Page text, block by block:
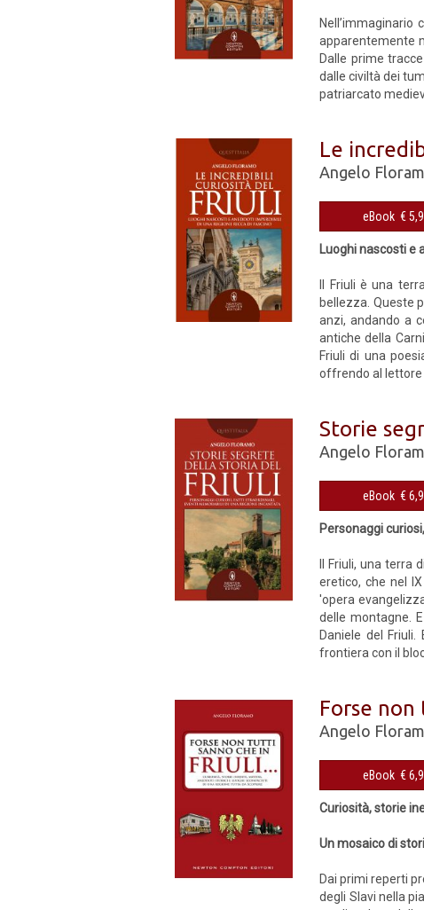
Nell’immaginario
apparentemente
Dalle prime
dalle civiltà dei
patriarcato
Le
Angelo
eBook €
Luoghi nascosti e
Il Friuli è una
bellezza. Queste
anzi, andando a
antiche della
Friuli di una
offrendo al lettore
Storie
Angelo
eBook €
Personaggi
Il Friuli, una terra
eretico, che nel
'opera
delle montagne.
Daniele del Friuli.
frontiera con il
Forse
Angelo
eBook €
Curiosità, storie
Un mosaico di
Dai primi reperti
degli Slavi nella